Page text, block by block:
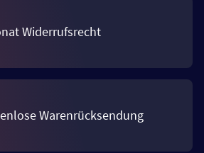
Widerrufsrecht
Warenrücksendung